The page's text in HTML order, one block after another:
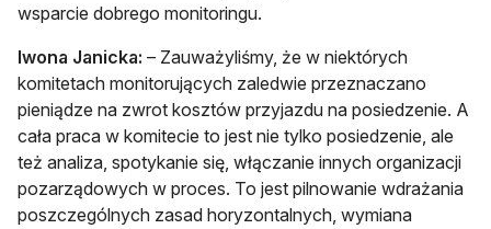
wsparcie dobrego monitoringu.
Iwona Janicka: – Zauważyliśmy, że w niektórych
komitetach monitorujących zaledwie przeznaczano
pieniądze na zwrot kosztów przyjazdu na posiedzenie. A
cała praca w komitecie to jest nie tylko posiedzenie, ale
też analiza, spotykanie się, włączanie innych organizacji
pozarządowych w proces. To jest pilnowanie wdrażania
poszczególnych zasad horyzontalnych, wymiana